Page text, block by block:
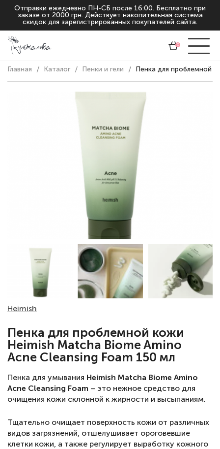
Отправки ежедневно ПН-СБ после 16:00. Бесплатно при
заказе от 2000 грн. Действует накопительная система
скидок для зарегистрированных покупателей сайта.
0
Главная Каталог Пенки и гели Пенка для проблемной
Heimish
Пенка для проблемной кожи
Heimish Matcha Biome Amino
Acne Cleansing Foam 150 мл
Пенка для умывания Heimish Matcha Biome Amino
Acne Cleansing Foam – это нежное средство для
очищения кожи склонной к жирности и высыпаниям.
Тщательно очищает поверхность кожи от различных
видов загрязнений, отшелушивает ороговевшие
клетки кожи, а также регулирует выработку кожного